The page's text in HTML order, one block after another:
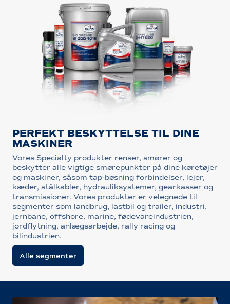
PERFEKT BESKYTTELSE TIL DINE
MASKINER
Vores Specialty produkter renser, smører og
beskytter alle vigtige smørepunkter på dine køretøjer
og maskiner, såsom tap-bøsning forbindelser, lejer,
kæder, stålkabler, hydrauliksystemer, gearkasser og
transmissioner. Vores produkter er velegnede til
segmenter som landbrug, lastbil og trailer, industri,
jernbane, offshore, marine, fødevareindustrien,
jordflytning, anlægsarbejde, rally racing og
bilindustrien.
Alle segmenter